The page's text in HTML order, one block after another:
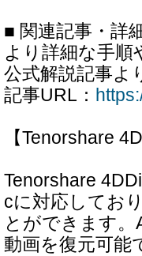
■ 関連記事・詳
より詳細な手順
公式解説記事よ
記事URL：
【Tenorshare
Tenorshare
cに対応してお
とができます
動画を復元可能